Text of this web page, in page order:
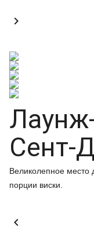

Сент-
Великолепное место
порции виски.
